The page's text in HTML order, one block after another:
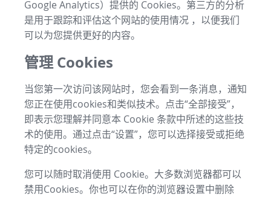
Google Analytics）提供的 Cookies。第三方的分析
是用于跟踪和评估这个网站的使用情况 ，以便我们
可以为您提供更好的内容。
管理 Cookies
当您第一次访问该网站时，您会看到一条消息，通知
您正在使用cookies和类似技术。点击“全部接受”，
即表示您理解并同意本 Cookie 条款中所述的这些技
术的使用。通过点击“设置”，您可以选择接受或拒绝
特定的cookies。
您可以随时取消使用 Cookie。大多数浏览器都可以
禁用Cookies。你也可以在你的浏览器设置中删除